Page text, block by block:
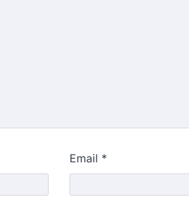
Email *